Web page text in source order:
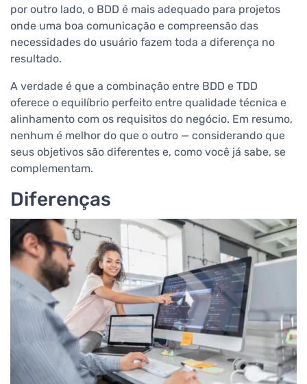
por outro lado, o BDD é mais adequado para projetos
onde uma boa comunicação e compreensão das
necessidades do usuário fazem toda a diferença no
resultado.
A verdade é que a combinação entre BDD e TDD
oferece o equilíbrio perfeito entre qualidade técnica e
alinhamento com os requisitos do negócio. Em resumo,
nenhum é melhor do que o outro — considerando que
seus objetivos são diferentes e, como você já sabe, se
complementam.
Diferenças